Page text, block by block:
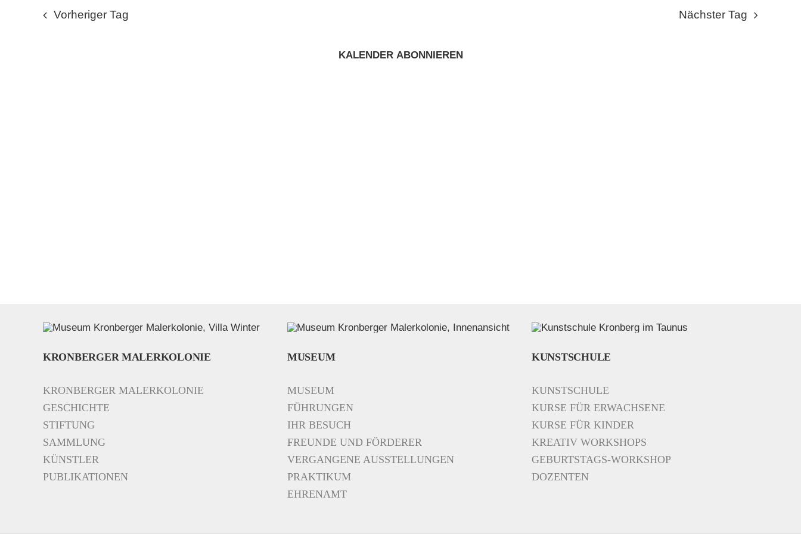
JULI
Vorheriger Tag Nächster Tag
KALENDER ABONNIEREN
KRONBERGER MALERKOLONIE
KRONBERGER MALERKOLONIE
GESCHICHTE
STIFTUNG
SAMMLUNG
KÜNSTLER
PUBLIKATIONEN
MUSEUM
MUSEUM
FÜHRUNGEN
IHR BESUCH
FREUNDE UND FÖRDERER
VERGANGENE AUSSTELLUNGEN
PRAKTIKUM
EHRENAMT
KUNSTSCHULE
KUNSTSCHULE
KURSE FÜR ERWACHSENE
KURSE FÜR KINDER
KREATIV WORKSHOPS
GEBURTSTAGS-WORKSHOP
DOZENTEN